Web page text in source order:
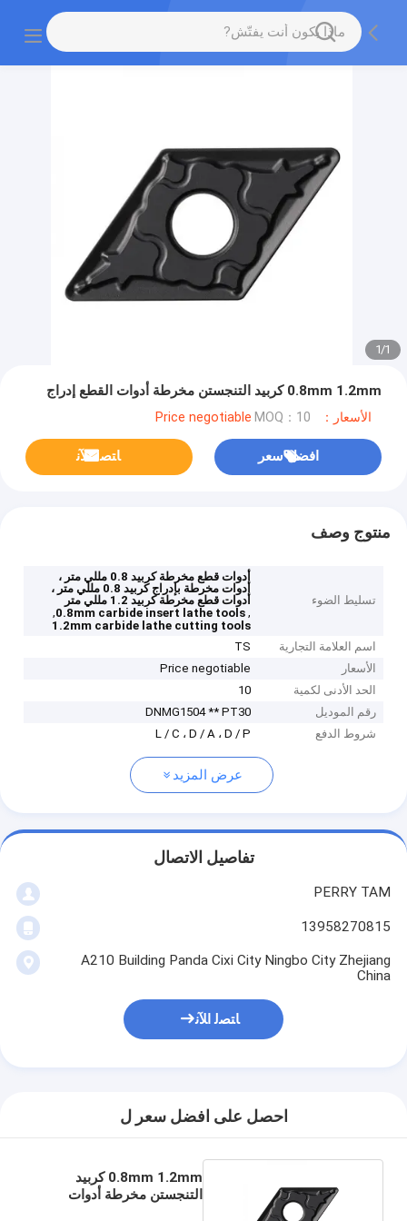
1
/
1
0.8mm 1.2mm كربيد التنجستن مخرطة أدوات القطع إدراج
الأسعار：Price negotiable MOQ：10
افضل سعر ﺎﺘﺼﻟ ﺍﻶﻧ
منتوج وصف
تسليط الضوء
أدوات قطع مخرطة كربيد 0.8 مللي متر ،
أدوات مخرطة بإدراج كربيد 0.8 مللي متر ،
أدوات قطع مخرطة كربيد 1.2 مللي متر
,
0.8mm carbide insert lathe tools
,
1.2mm carbide lathe cutting tools
اسم العلامة التجارية
TS
الأسعار
Price negotiable
الحد الأدنى لكمية
10
رقم الموديل
DNMG1504 ** PT30
شروط الدفع
L / C ، D / A ، D / P
عرض المزيد
تفاصيل الاتصال
PERRY TAM
13958270815
A210 Building Panda Cixi City Ningbo City Zhejiang
China
ﺎﺘﺼﻟ ﺍﻶﻧ
احصل على افضل سعر ل
0.8mm 1.2mm كربيد
التنجستن مخرطة أدوات